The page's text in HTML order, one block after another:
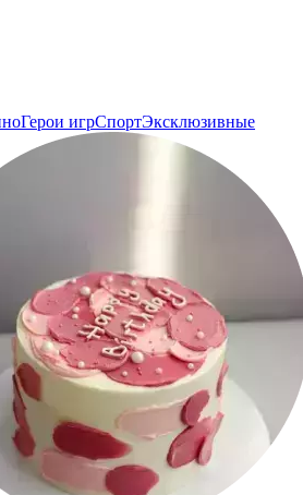
Герои игрСпортЭксклюзивные